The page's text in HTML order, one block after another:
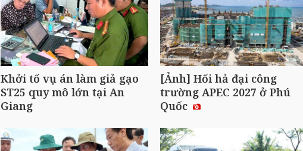
Khởi tố vụ án làm giả gạo
ST25 quy mô lớn tại An
Giang
[Ảnh] Hối hả đại công
trường APEC 2027 ở Phú
Quốc